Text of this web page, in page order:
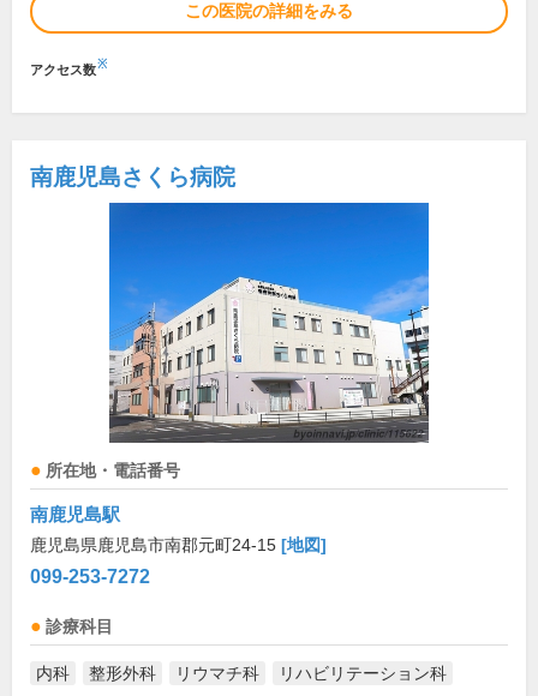
この医院の詳細をみる
アクセス数※
南鹿児島さくら病院
所在地・電話番号
南鹿児島駅
鹿児島県鹿児島市南郡元町24-15 [地図]
099-253-7272
診療科目
内科 整形外科 リウマチ科 リハビリテーション科